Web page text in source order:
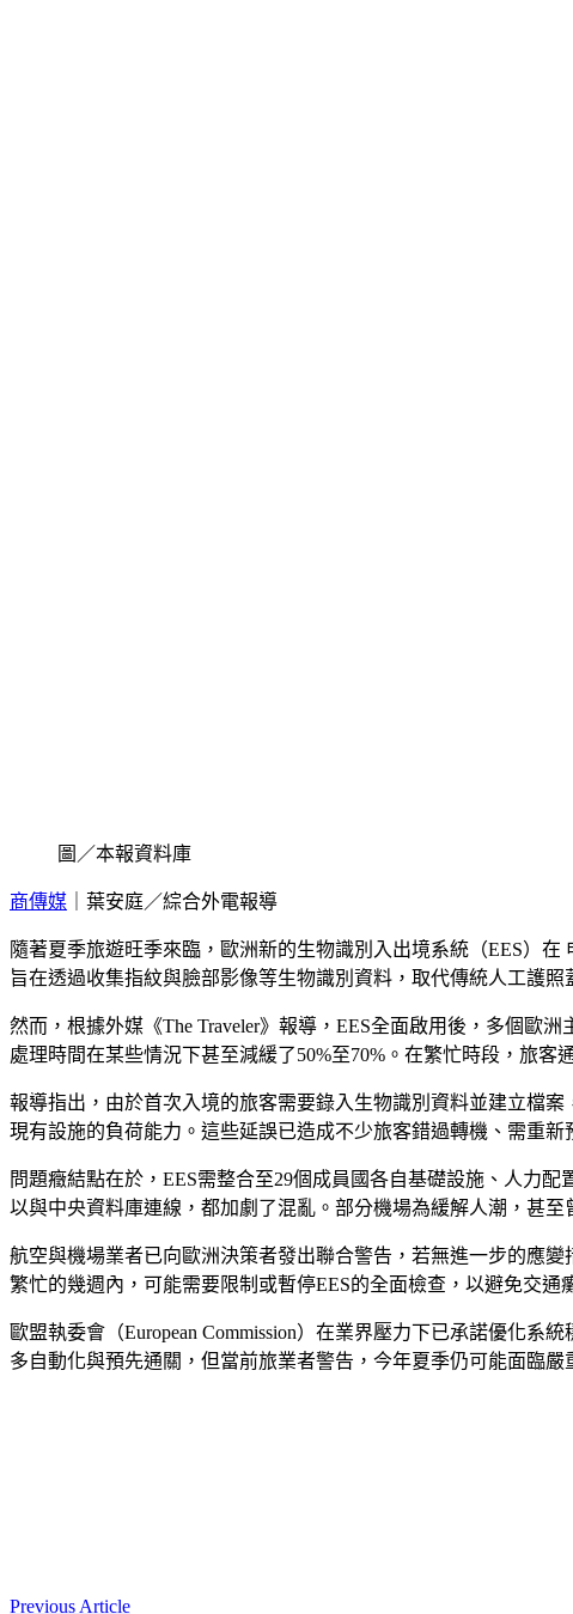
圖／本報資料庫
商傳媒 ｜葉安庭／綜合外電報導
隨著夏季旅遊旺季來臨，歐洲新的生物識別入出境系統（EES）
旨在透過收集指紋與臉部影像等生物識別資料，取代傳統人工護照
然而，根據外媒《The Traveler》報導，EES全面啟用後，多個歐
處理時間在某些情況下甚至減緩了50%至70%。在繁忙時段，旅
報導指出，由於首次入境的旅客需要錄入生物識別資料並建立檔
現有設施的負荷能力。這些延誤已造成不少旅客錯過轉機、需重新
問題癥結點在於，EES需整合至29個成員國各自基礎設施、人力
以與中央資料庫連線，都加劇了混亂。部分機場為緩解人潮，甚
航空與機場業者已向歐洲決策者發出聯合警告，若無進一步的應
繁忙的幾週內，可能需要限制或暫停EES的全面檢查，以避免交
歐盟執委會（European Commission）在業界壓力下已承諾優化
多自動化與預先通關，但當前旅業者警告，今年夏季仍可能面臨
Previous Article